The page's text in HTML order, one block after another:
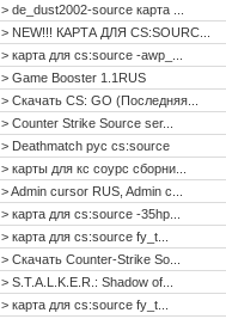
> de_dust2002-source карта ...
> NEW!!! КАРТА ДЛЯ CS:SOURC...
> карта для cs:source -awp_...
> Game Booster 1.1RUS
> Скачать CS: GO (Последняя...
> Counter Strike Source ser...
> Deathmatch рус cs:source
> карты для кс соурс сборни...
> Admin cursor RUS, Admin c...
> карта для cs:source -35hp...
> карта для cs:source fy_t...
> Скачать Counter-Strike So...
> S.T.A.L.K.E.R.: Shadow of...
> карта для cs:source fy_t...